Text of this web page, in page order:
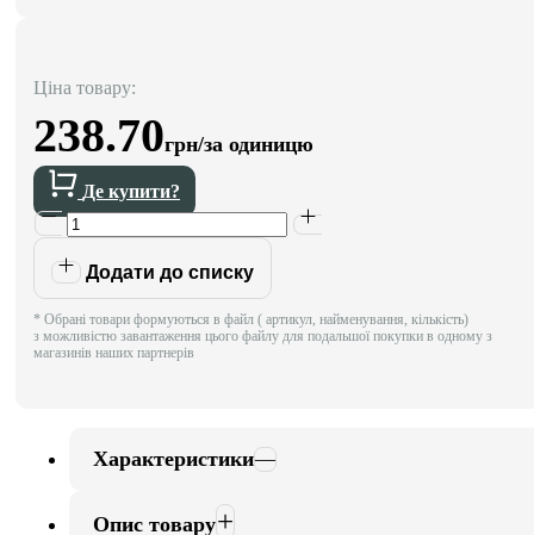
Ціна товару:
238.70грн/за одиницю
Де купити?
Додати до списку
* Обрані товари формуються в файл ( артикул, найменування, кількість)
з можливістю завантаження цього файлу для подальшої покупки в одному з
магазинів наших партнерів
Характеристики
Опис товару